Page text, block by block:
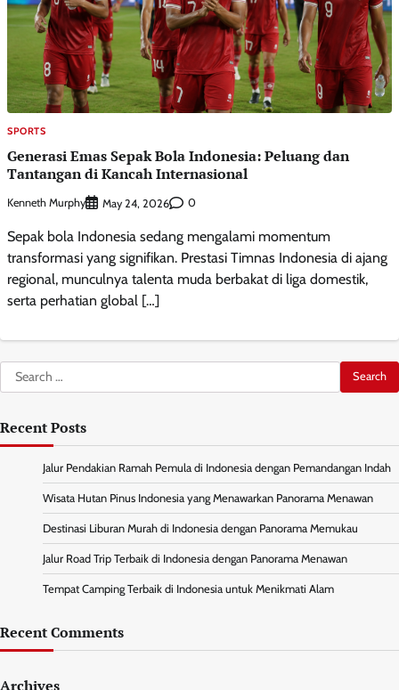
SPORTS
Generasi Emas Sepak Bola Indonesia: Peluang dan
Tantangan di Kancah Internasional
Kenneth Murphy May 24, 2026 0
Sepak bola Indonesia sedang mengalami momentum
transformasi yang signifikan. Prestasi Timnas Indonesia di ajang
regional, munculnya talenta muda berbakat di liga domestik,
serta perhatian global […]
Search
for:
Recent Posts
Jalur Pendakian Ramah Pemula di Indonesia dengan Pemandangan Indah
Wisata Hutan Pinus Indonesia yang Menawarkan Panorama Menawan
Destinasi Liburan Murah di Indonesia dengan Panorama Memukau
Jalur Road Trip Terbaik di Indonesia dengan Panorama Menawan
Tempat Camping Terbaik di Indonesia untuk Menikmati Alam
Recent Comments
Archives